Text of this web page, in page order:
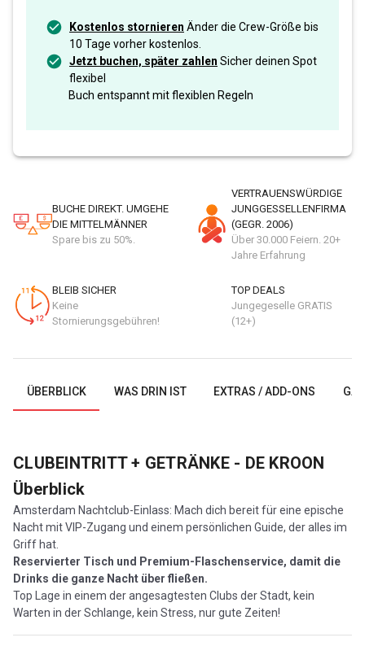
Kostenlos stornieren Änder die Crew-Größe bis
10 Tage vorher kostenlos.
Jetzt buchen, später zahlen Sicher deinen Spot
flexibel
Buch entspannt mit flexiblen Regeln
BUCHE DIREKT. UMGEHE
DIE MITTELMÄNNER
Spare bis zu 50%.
VERTRAUENSWÜRDIGE
JUNGGESSELLENFIRMA
(GEGR. 2006)
Über 30.000 Feiern. 20+
Jahre Erfahrung
BLEIB SICHER
Keine
Stornierungsgebühren!
TOP DEALS
Jungegeselle GRATIS
(12+)
ÜBERBLICK WAS DRIN IST EXTRAS / ADD-ONS
CLUBEINTRITT + GETRÄNKE - DE KROON
Überblick
Amsterdam Nachtclub-Einlass: Mach dich bereit für eine epische
Nacht mit VIP-Zugang und einem persönlichen Guide, der alles im
Griff hat.
Reservierter Tisch und Premium-Flaschenservice, damit die
Drinks die ganze Nacht über fließen.
Top Lage in einem der angesagtesten Clubs der Stadt, kein
Warten in der Schlange, kein Stress, nur gute Zeiten!